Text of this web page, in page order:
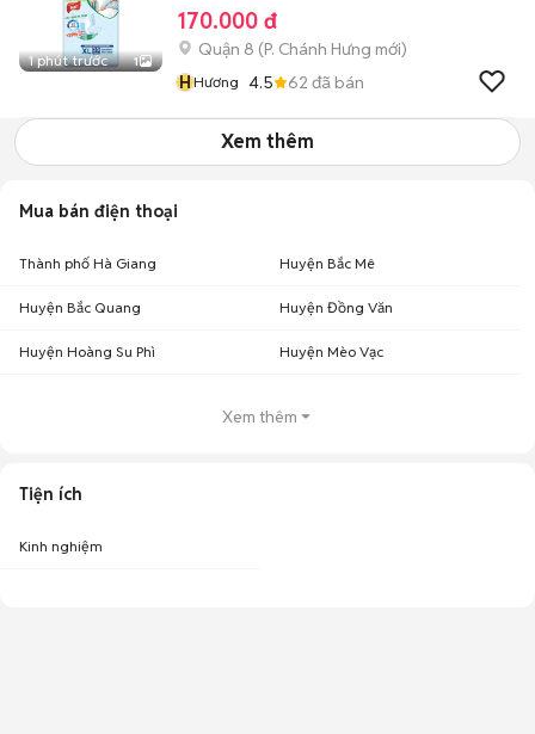
1 phút trước 1
170.000 đ
Quận 8 (P. Chánh Hưng mới)
HHương 4.5 62 đã bán
Xem thêm
Mua bán điện thoại
Thành phố Hà Giang Huyện Bắc Mê
Huyện Bắc Quang Huyện Đồng Văn
Huyện Hoàng Su Phì Huyện Mèo Vạc
Xem thêm
Tiện ích
Kinh nghiệm